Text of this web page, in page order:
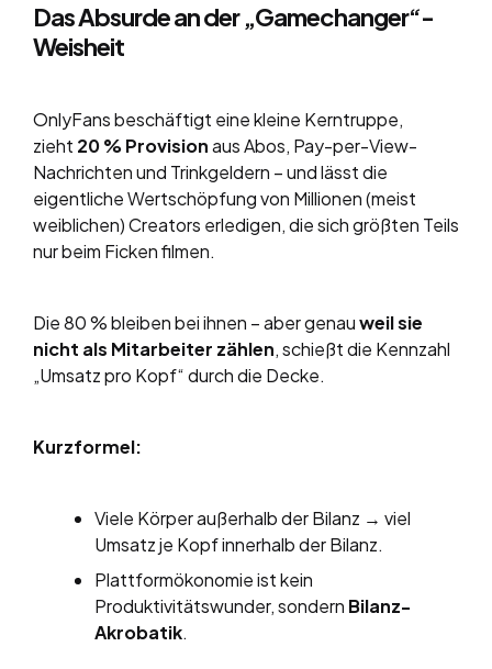
Das Absurde an der „Gamechanger“-
Weisheit
OnlyFans beschäftigt eine kleine Kerntruppe,
zieht 20 % Provisionaus Abos, Pay-per-View-
Nachrichten und Trinkgeldern – und lässt die
eigentliche Wertschöpfung von Millionen (meist
weiblichen) Creators erledigen, die sich größten Teils
nur beim Ficken filmen.
Die 80 % bleiben bei ihnen – aber genauweil sie
nicht als Mitarbeiter zählen, schießt die Kennzahl
„Umsatz pro Kopf“ durch die Decke.
Kurzformel:
Viele Körper außerhalb der Bilanz → viel
Umsatz je Kopf innerhalb der Bilanz.
Plattformökonomie ist kein
Produktivitätswunder, sondern Bilanz-
Akrobatik.